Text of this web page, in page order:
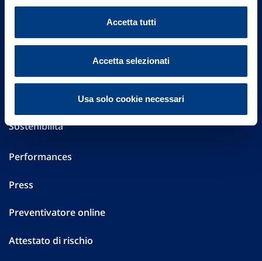
Accetta tutti
Accetta selezionati
Usa solo cookie necessari
Governance
Altre informazioni
Sostenibilità
Performances
Press
Preventivatore online
Attestato di rischio